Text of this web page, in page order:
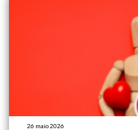
26 maio 2026